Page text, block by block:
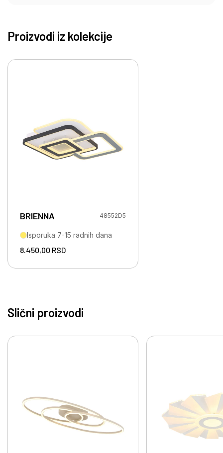
Proizvodi iz kolekcije
BRIENNA 48552D5
Isporuka 7-15 radnih dana
8.450,00 RSD
Slični proizvodi